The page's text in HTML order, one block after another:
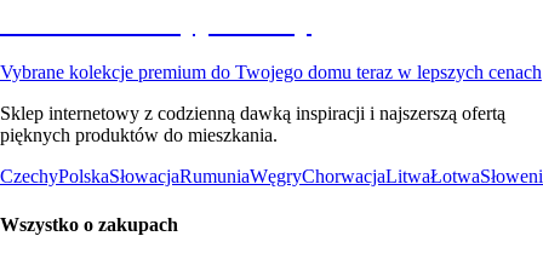
Vybrane kolekcje premium do Twojego domu teraz w lepszych cenach
Sklep internetowy z codzienną dawką inspiracji i najszerszą ofertą
pięknych produktów do mieszkania.
CzechyPolskaSłowacjaRumuniaWęgryChorwacjaLitwaŁotwa
Wszystko o zakupach